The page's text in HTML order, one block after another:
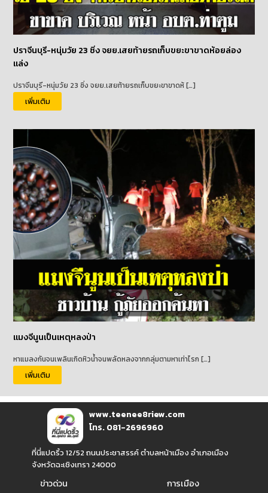
ปราจีนบุรี-หนุ่มวัย 23 ซิ่ง จยย.เสยท้ายรถเก็บขยะขาขาดห้อยล่อง
แล่ง
ปราจีนบุรี-หนุ่มวัย 23 ซิ่ง จยย.เสยท้ายรถเก็บขยะขาขาดห้ […]
เพิ่มเติม
แมงจีนูนเป็นเหตุหลงป่า
หาแมลงกันจนเพลินเกิดหิวน้ำจนพลัดหลงจากกลุ่มตามหาเท่าไรก […]
เพิ่มเติม
www.teenee8riew.com
โทร. 081-2696960
ที่นี่แปดริ้ว 12/52 ถนนประชาสรรค์ ตำบลหน้าเมือง อำเภอเมือง
จังหวัดฉะเชิงเทรา 24000
ข่าวด่วน การเมือง